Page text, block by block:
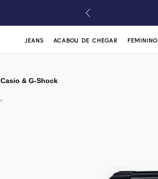
JEANS ACABOU DE CHEGAR FEMININO
Casio & G-Shock